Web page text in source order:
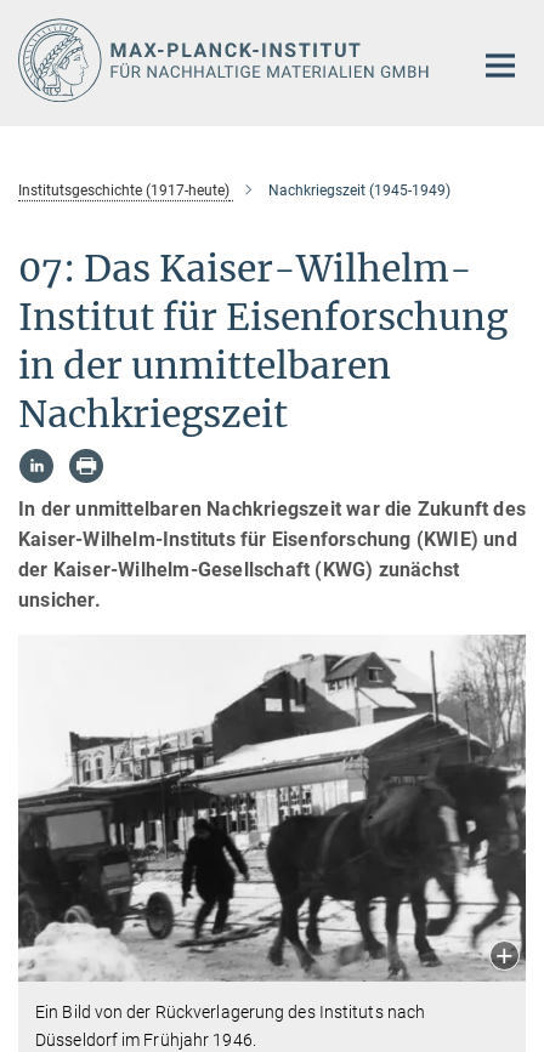
Hauptinhalt
Institutsgeschichte (1917-heute) Nachkriegszeit (1945-1949)
07: Das Kaiser-Wilhelm-
Institut für Eisenforschung
in der unmittelbaren
Nachkriegszeit
In der unmittelbaren Nachkriegszeit war die Zukunft des
Kaiser-Wilhelm-Instituts für Eisenforschung (KWIE) und
der Kaiser-Wilhelm-Gesellschaft (KWG) zunächst
unsicher.
Ein Bild von der Rückverlagerung des Instituts nach
Düsseldorf im Frühjahr 1946.